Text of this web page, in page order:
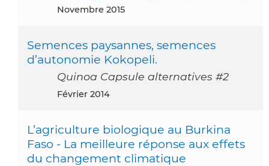
novembre 2015
Semences paysannes, semences
d’autonomie Kokopeli.
Quinoa Capsule alternatives #2
février 2014
L’agriculture biologique au Burkina
Faso - La meilleure réponse aux effets
du changement climatique